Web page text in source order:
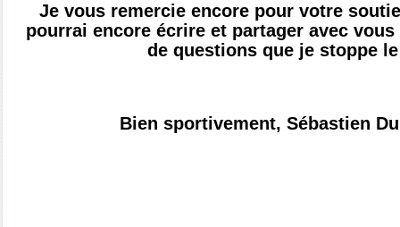
Je vous remercie encore pour votre
pourrai encore écrire et partager avec
de questions que je stoppe
Bien sportivement, Sébastien